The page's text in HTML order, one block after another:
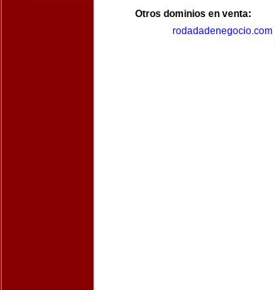
Otros dominios en venta:
rodadadenegocio.com|